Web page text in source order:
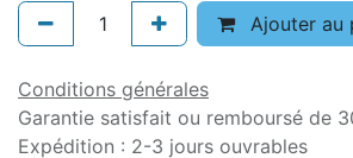
Ajouter au
Conditions générales
Garantie satisfait ou remboursé de
Expédition : 2-3 jours ouvrables